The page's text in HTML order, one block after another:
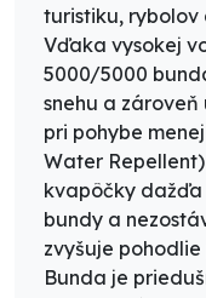
turistiku,
Vďaka vysokej
5000/5000
snehu a
pri pohybe
Water
kvapôčky dažďa
bundy a
zvyšuje
Bunda je